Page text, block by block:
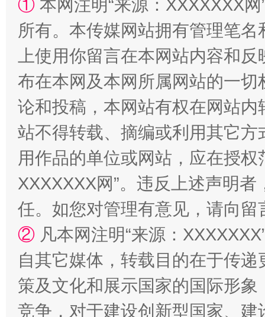
① 本网注明“来源：XXXXXXX
所有。本传媒网站拥有管理笔
上使用你留言在本网站内容和
布在本网及本网所属网站的一
论和投稿，本网站有权在网站
站不得转载、摘编或利用其它
用作品的单位或网站，应在授
XXXXXXX网”。违反上述声明
任。如您对管理有意见，请向
② 凡本网注明“来源：
自其它媒体，转载目的在于传
策及文化和展示国家的国际形
竞争，对于建设创新型国家、